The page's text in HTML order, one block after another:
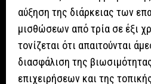
αύξηση της διάρκειας των
μισθώσεων από τρία σε έξι
τονίζεται ότι απαιτούνται
διασφάλιση της
επιχειρήσεων και της